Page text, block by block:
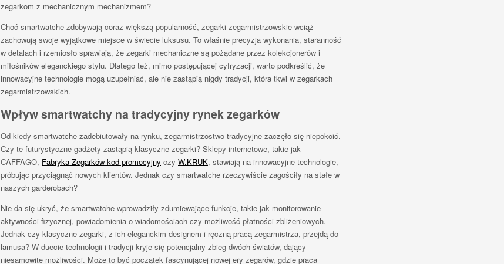
zegarkom z mechanicznym mechanizmem?
Choć smartwatche zdobywają coraz większą popularność, zegarki zegarmistrzowskie wciąż
zachowują swoje wyjątkowe miejsce w świecie luksusu. To właśnie precyzja wykonania, staranność
w detalach i rzemiosło sprawiają, że zegarki mechaniczne są pożądane przez kolekcjonerów i
miłośników eleganckiego stylu. Dlatego też, mimo postępującej cyfryzacji, warto podkreślić, że
innowacyjne technologie mogą uzupełniać, ale nie zastąpią nigdy tradycji, która tkwi w zegarkach
zegarmistrzowskich.
Wpływ smartwatchy na tradycyjny rynek zegarków
Od kiedy smartwatche zadebiutowały na rynku, zegarmistrzostwo tradycyjne zaczęło się niepokoić.
Czy te futurystyczne gadżety zastąpią klasyczne zegarki? Sklepy internetowe, takie jak
CAFFAGO, Fabryka Zegarków kod promocyjny czy W.KRUK, stawiają na innowacyjne technologie,
próbując przyciągnąć nowych klientów. Jednak czy smartwatche rzeczywiście zagościły na stałe w
naszych garderobach?
Nie da się ukryć, że smartwatche wprowadziły zdumiewające funkcje, takie jak monitorowanie
aktywności fizycznej, powiadomienia o wiadomościach czy możliwość płatności zbliżeniowych.
Jednak czy klasyczne zegarki, z ich eleganckim designem i ręczną pracą zegarmistrza, przejdą do
lamusa? W duecie technologii i tradycji kryje się potencjalny zbieg dwóch światów, dający
niesamowite możliwości. Może to być początek fascynującej nowej ery zegarów, gdzie praca